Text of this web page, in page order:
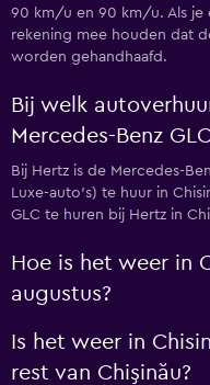
90 km/u en 90 km/u. Als je
rekening mee houden dat
worden gehandhaafd.
Bij welk
Mercedes-Benz
Bij Hertz is de Mercedes-
Luxe-auto’s) te huur in
GLC te huren bij Hertz in
Hoe is het weer in
augustus?
Is het weer in
rest van Chişinău?